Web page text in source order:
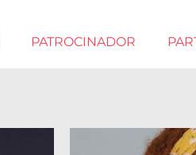
PATROCINADOR